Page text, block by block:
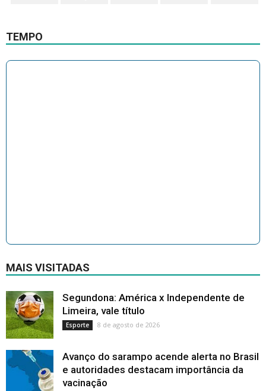
TEMPO
MAIS VISITADAS
Segundona: América x Independente de
Limeira, vale título
Esporte 8 de agosto de 2026
Avanço do sarampo acende alerta no Brasil
e autoridades destacam importância da
vacinação